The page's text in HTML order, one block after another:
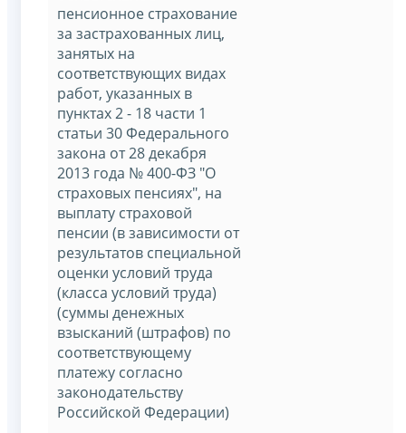
пенсионное страхование
за застрахованных лиц,
занятых на
соответствующих видах
работ, указанных в
пунктах 2 - 18 части 1
статьи 30 Федерального
закона от 28 декабря
2013 года № 400-ФЗ "О
страховых пенсиях", на
выплату страховой
пенсии (в зависимости от
результатов специальной
оценки условий труда
(класса условий труда)
(суммы денежных
взысканий (штрафов) по
соответствующему
платежу согласно
законодательству
Российской Федерации)